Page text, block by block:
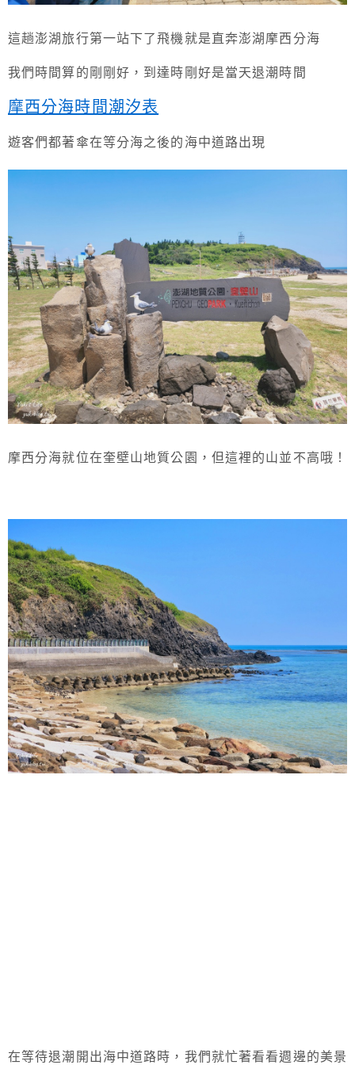
這趟澎湖旅行第一站下了飛機就是直奔澎湖摩西分海
我們時間算的剛剛好，到達時剛好是當天退潮時間
摩西分海時間潮汐表
遊客們都著傘在等分海之後的海中道路出現
摩西分海就位在奎壁山地質公園，但這裡的山並不高哦！
在等待退潮開出海中道路時，我們就忙著看看週邊的美景